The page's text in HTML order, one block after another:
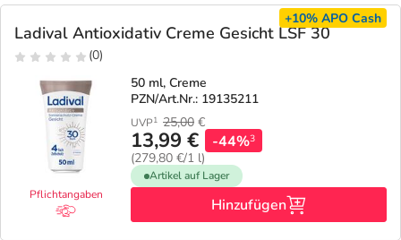
Ladival Antioxidativ Creme Gesicht LSF 30
(0)
+10% APO Cash
Pflichtangaben
50 ml, Creme
PZN/Art.Nr.: 19135211
UVP1 25,00 €
13,99 €
(279,80 €/1 l)
-44%3
Artikel auf Lager
Hinzufügen